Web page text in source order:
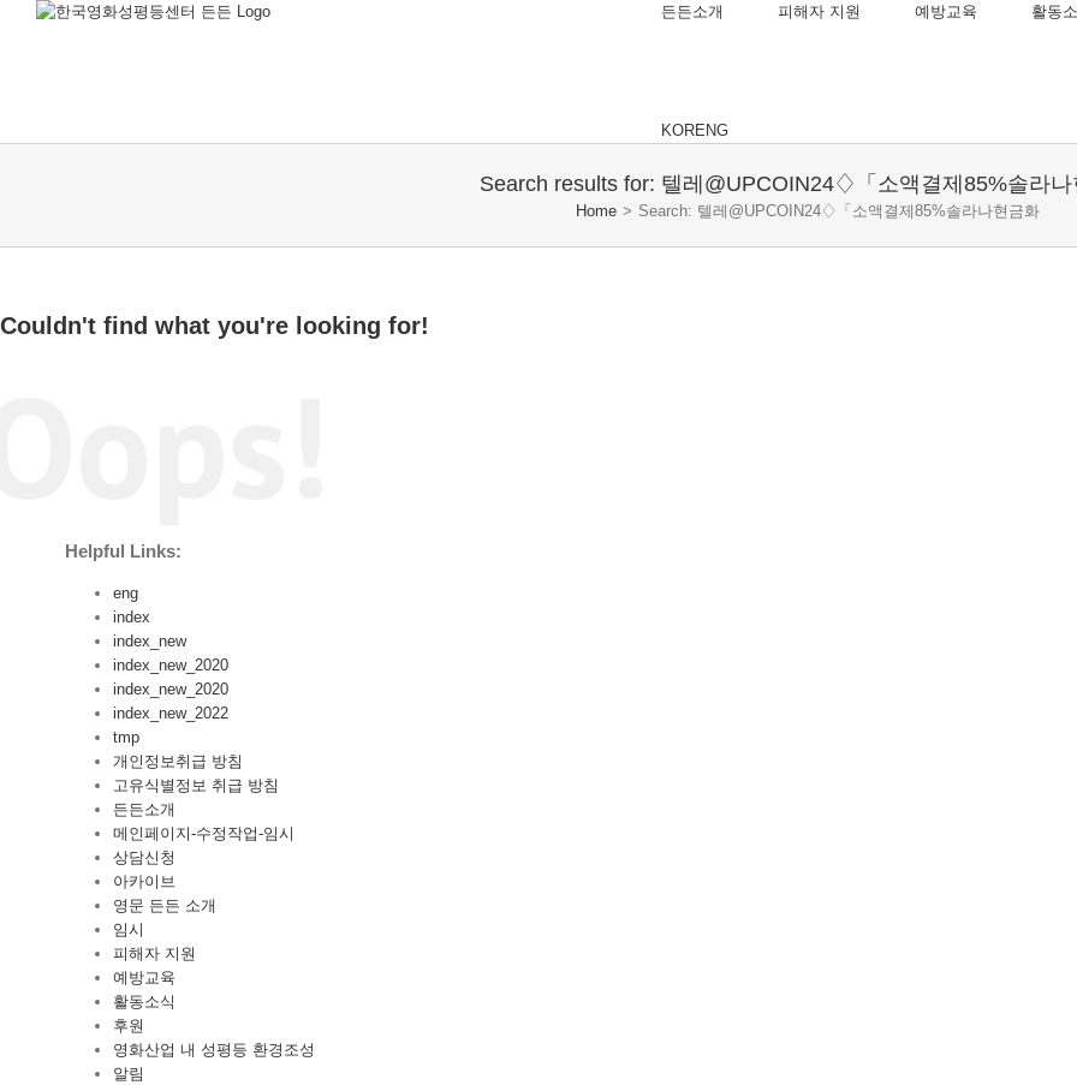
든든소개 피해자 지원 예방교육 활동
KORENG
Search results for: 텔레@UPCOIN24♢「소액결제85%솔라나
Home > Search: 텔레@UPCOIN24♢「소액결제85%솔라나현금화
Couldn't find what you're looking for!
Helpful Links:
eng
index
index_new
index_new_2020
index_new_2020
index_new_2022
tmp
개인정보취급 방침
고유식별정보 취급 방침
든든소개
메인페이지-수정작업-임시
상담신청
아카이브
영문 든든 소개
임시
피해자 지원
예방교육
활동소식
후원
영화산업 내 성평등 환경조성
알림